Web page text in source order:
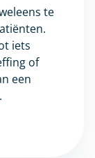
te
iets
of
een